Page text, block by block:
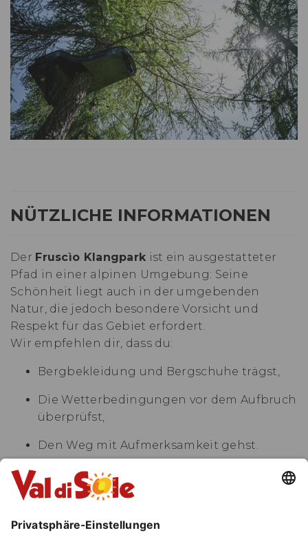
NÜTZLICHE INFORMATIONEN
Der Fruscìo Klangpark ist ein ausgestatteter
Pfad in einer alpinen Umgebung: Seine
Schönheit liegt auch in der umgebenden
Natur, die jedoch besondere Vorsicht und
Respekt für das Gebiet erfordert.
Wir empfehlen dir, dass du:
Bergbekleidung und Bergschuhe trägst,
Die Wetterbedingungen vor dem Aufbruch
überprüfst,
Den Weg mit Aufmerksamkeit gehst.
ANFAHRT
Von derVal di Solenimm die